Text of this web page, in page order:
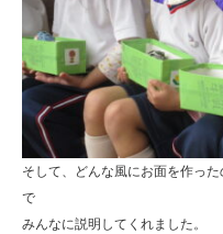
そして、どんな風にお面を作っ
で
みんなに説明してくれました。